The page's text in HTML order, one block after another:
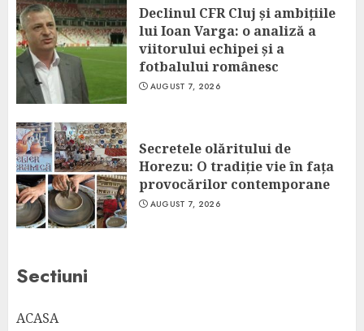
Declinul CFR Cluj și ambițiile
lui Ioan Varga: o analiză a
viitorului echipei și a
fotbalului românesc
AUGUST 7, 2026
Secretele olăritului de
Horezu: O tradiție vie în fața
provocărilor contemporane
AUGUST 7, 2026
Sectiuni
ACASA